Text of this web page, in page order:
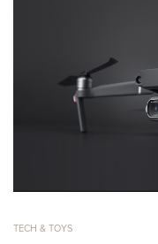
TECH & TOYS